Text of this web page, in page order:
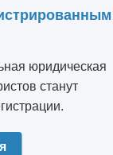
юридическая
станут